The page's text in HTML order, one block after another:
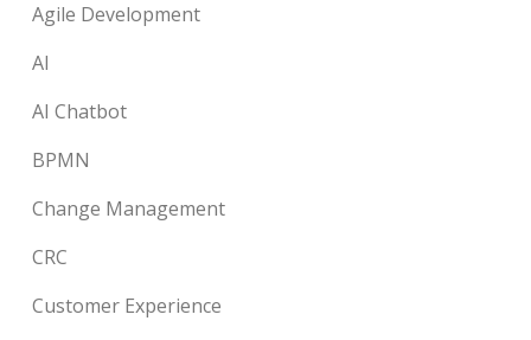
Agile Development
AI
AI Chatbot
BPMN
Change Management
CRC
Customer Experience